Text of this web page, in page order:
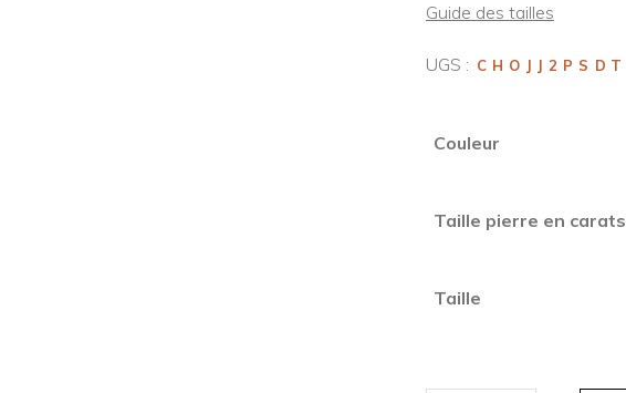
Guide des tailles
UGS : CHOJJ2PSDT
Couleur
Taille pierre en carats
Taille